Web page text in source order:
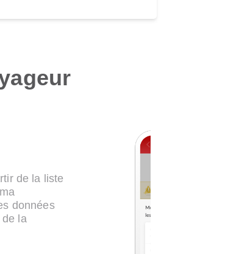
de la liste
données
de la